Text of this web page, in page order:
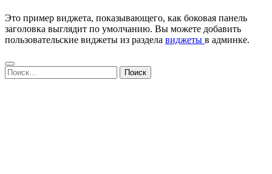
Это пример виджета, показывающего, как боковая панель
заголовка выглядит по умолчанию. Вы можете добавить
пользовательские виджеты из раздела виджеты в админке.
Найти: